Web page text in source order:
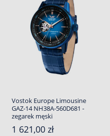
Vostok Europe Limousine
GAZ-14 NH38A-560D681 -
zegarek męski
1 621,00 zł